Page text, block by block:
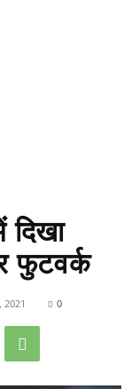
दिखा
फुटवर्क
2021 0